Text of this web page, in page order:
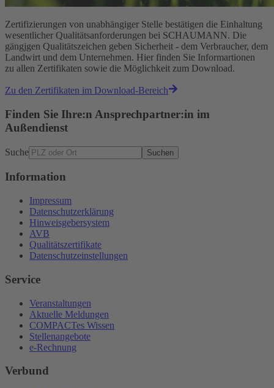
Zertifizierungen von unabhängiger Stelle bestätigen die Einhaltung
wesentlicher Qualitätsanforderungen bei SCHAUMANN. Die
gängjgen Qualitätszeichen geben Sicherheit - dem Verbraucher, dem
Landwirt und dem Unternehmen. Hier finden Sie Informartionen
zu allen Zertifikaten sowie die Möglichkeit zum Download.
Zu den Zertifikaten im Download-Bereich
Finden Sie Ihre:n Ansprechpartner:in im
Außendienst
Suche Suchen
Information
Impressum
Datenschutzerklärung
Hinweisgebersystem
AVB
Qualitätszertifikate
Datenschutzeinstellungen
Service
Veranstaltungen
Aktuelle Meldungen
COMPACTes Wissen
Stellenangebote
e-Rechnung
Verbund